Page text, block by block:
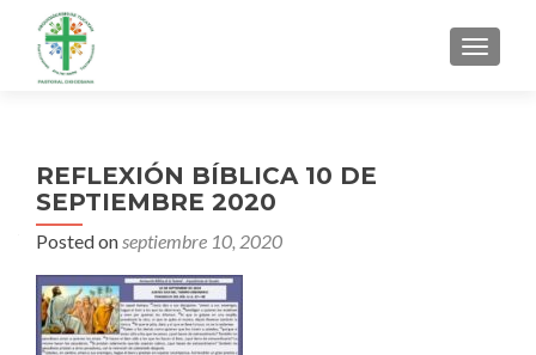
MENU
REFLEXIÓN BÍBLICA 10 DE
SEPTIEMBRE 2020
Posted onseptiembre 10, 2020